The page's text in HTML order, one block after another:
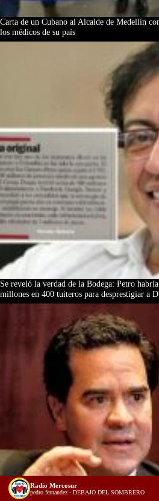
Carta de un Cubano al Alcalde de Medellín
los médicos de su país
Se reveló la verdad de la Bodega: Petro
millones en 400 tuiteros para desprestigiar a
Radio Mercosur
pedro fernandez - DEBAJO DEL SOMBRERO